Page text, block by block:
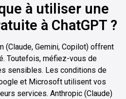
à utiliser une
à ChatGPT ?
(Claude, Gemini, Copilot) offrent
Toutefois, méfiez-vous de
sensibles. Les conditions de
et Microsoft utilisent vos
services. Anthropic (Claude)